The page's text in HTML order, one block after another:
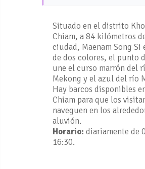
Situado en el distrito
Chiam, a 84 kilómetros
ciudad, Maenam Song Si
de dos colores, el punto
une el curso marrón del
Mekong y el azul del río
Hay barcos disponibles
Chiam para que los
naveguen en los
aluvión.
Horario: diariamente de
16:30.